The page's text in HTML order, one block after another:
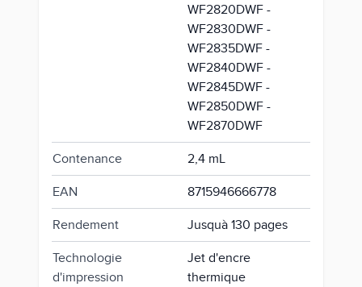
WF2820DWF -
WF2830DWF -
WF2835DWF -
WF2840DWF -
WF2845DWF -
WF2850DWF -
WF2870DWF
Contenance 2,4 mL
EAN 8715946666778
Rendement Jusquà 130 pages
Technologie
d'impression
Jet d'encre
thermique